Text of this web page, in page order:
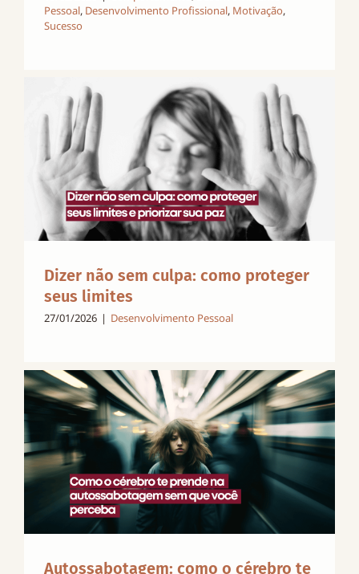
Pessoal, Desenvolvimento Profissional, Motivação,
Sucesso
Dizer não sem culpa: como proteger
seus limites
27/01/2026 | Desenvolvimento Pessoal
Autossabotagem: como o cérebro te